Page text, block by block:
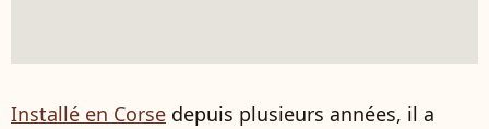
Installé en Corse depuis plusieurs années, il a